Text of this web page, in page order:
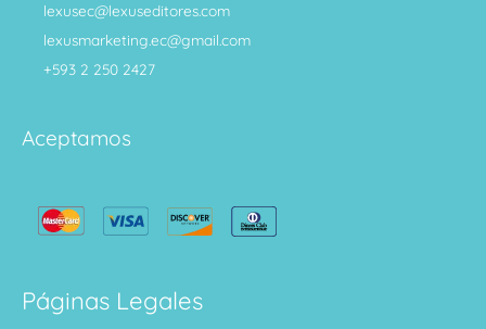
lexusec@lexuseditores.com
lexusmarketing.ec@gmail.com
+593 2 250 2427
Aceptamos
Páginas Legales